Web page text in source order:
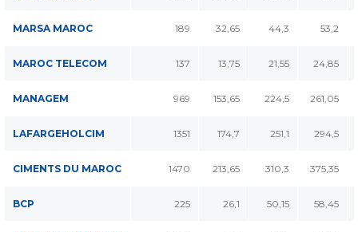
MARSA MAROC 189 32,65 44,3 53,2
MAROC TELECOM 137 13,75 21,55 24,85
MANAGEM 969 153,65 224,5 261,05
LAFARGEHOLCIM 1351 174,7 251,1 294,5
CIMENTS DU MAROC 1470 213,65 310,3 375,35
BCP 225 26,1 50,15 58,45